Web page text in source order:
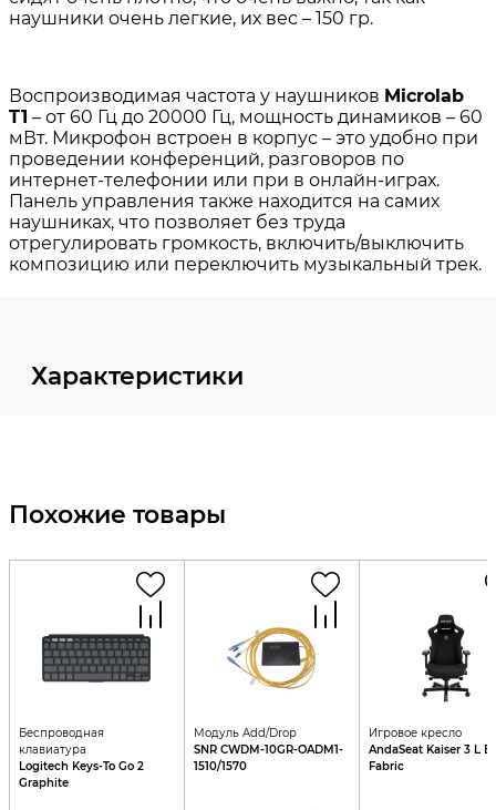
Характеристики
Похожие товары
Беспроводная
клавиатура
Logitech Keys-To Go 2
Graphite
Модуль Add/Drop
SNR CWDM-10GR-OADM1-
1510/1570
Игровое кресло
AndaSeat Kaiser 3 L
Fabric